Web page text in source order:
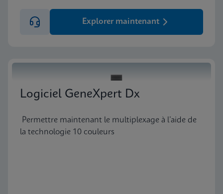
Explorer maintenant
Logiciel GeneXpert Dx
Permettre maintenant le multiplexage à l’aide de
la technologie 10 couleurs